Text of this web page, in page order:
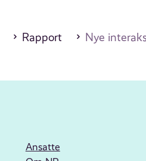
Rapport Nye
Ansatte